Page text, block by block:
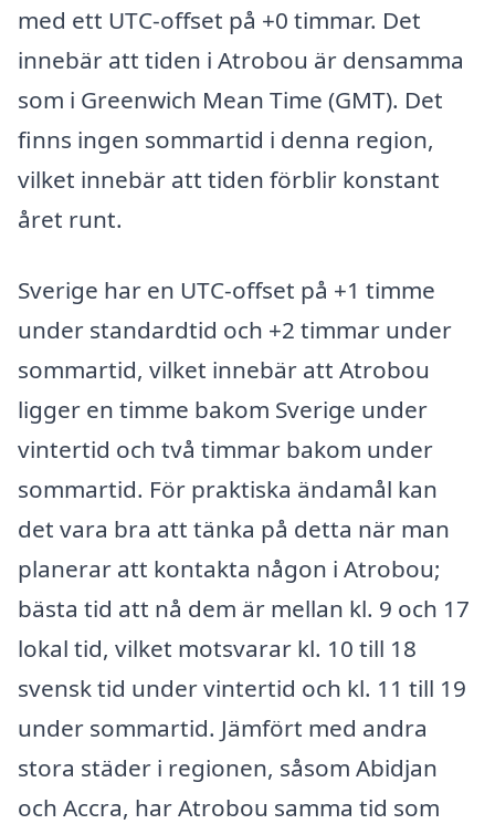
med ett UTC-offset på +0 timmar. Det
innebär att tiden i Atrobou är densamma
som i Greenwich Mean Time (GMT). Det
finns ingen sommartid i denna region,
vilket innebär att tiden förblir konstant
året runt.
Sverige har en UTC-offset på +1 timme
under standardtid och +2 timmar under
sommartid, vilket innebär att Atrobou
ligger en timme bakom Sverige under
vintertid och två timmar bakom under
sommartid. För praktiska ändamål kan
det vara bra att tänka på detta när man
planerar att kontakta någon i Atrobou;
bästa tid att nå dem är mellan kl. 9 och 17
lokal tid, vilket motsvarar kl. 10 till 18
svensk tid under vintertid och kl. 11 till 19
under sommartid. Jämfört med andra
stora städer i regionen, såsom Abidjan
och Accra, har Atrobou samma tid som